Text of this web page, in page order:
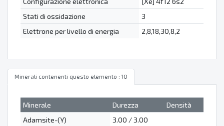
Stati di ossidazione
3
Elettrone per livello di energia
2,8,18,30,8,2
Minerali contenenti questo elemento : 10
Minerale Durezza
Densità
Adamsite-(Y)
3.00 / 3.00